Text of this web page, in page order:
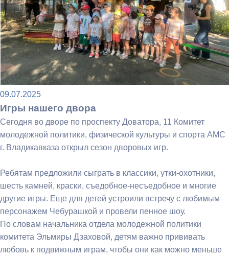
09.07.2025
Игры нашего двора
Сегодня во дворе по проспекту Доватора, 11 Комитет
молодежной политики, физической культуры и спорта АМС
г. Владикавказа открыл сезон дворовых игр.
Ребятам предложили сыграть в классики, утки-охотники,
шесть камней, краски, съедобное-несъедобное и многие
другие игры. Еще для детей устроили встречу с любимым
персонажем Чебурашкой и провели пенное шоу.
По словам начальника отдела молодежной политики
комитета Эльмиры Дзаховой, детям важно прививать
любовь к подвижным играм, чтобы они как можно меньше